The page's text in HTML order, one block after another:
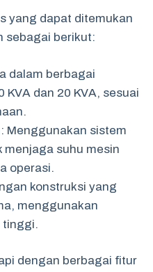
yang dapat ditemukan
sebagai berikut:
dalam berbagai
KVA dan 20 KVA, sesuai
Menggunakan sistem
menjaga suhu mesin
operasi.
konstruksi yang
menggunakan
tinggi.
dengan berbagai fitur